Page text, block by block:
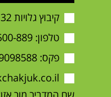
קיבוץ גלויות 32 פתח תקוה
טלפון:889
פקס: 1533-9098588